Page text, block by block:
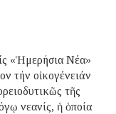
«Ἡμερήσια Νέα»
τήν οἰκογένειάν
τῆς
νεανίς, ἡ ὁποία